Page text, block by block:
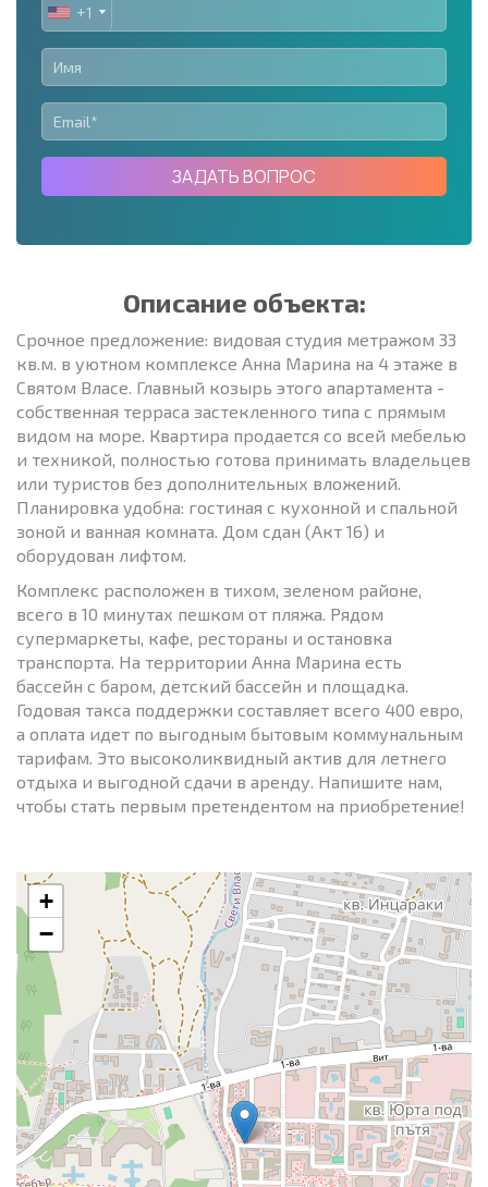
UNITED
STATES
+1
+1
ЗАДАТЬ ВОПРОС
Описание объекта:
Срочное предложение: видовая студия метражом 33
кв.м. в уютном комплексе Анна Марина на 4 этаже в
Святом Власе. Главный козырь этого апартамента -
собственная терраса застекленного типа с прямым
видом на море. Квартира продается со всей мебелью
и техникой, полностью готова принимать владельцев
или туристов без дополнительных вложений.
Планировка удобна: гостиная с кухонной и спальной
зоной и ванная комната. Дом сдан (Акт 16) и
оборудован лифтом.
Комплекс расположен в тихом, зеленом районе,
всего в 10 минутах пешком от пляжа. Рядом
супермаркеты, кафе, рестораны и остановка
транспорта. На территории Анна Марина есть
бассейн с баром, детский бассейн и площадка.
Годовая такса поддержки составляет всего 400 евро,
а оплата идет по выгодным бытовым коммунальным
тарифам. Это высоколиквидный актив для летнего
отдыха и выгодной сдачи в аренду. Напишите нам,
чтобы стать первым претендентом на приобретение!
+
−